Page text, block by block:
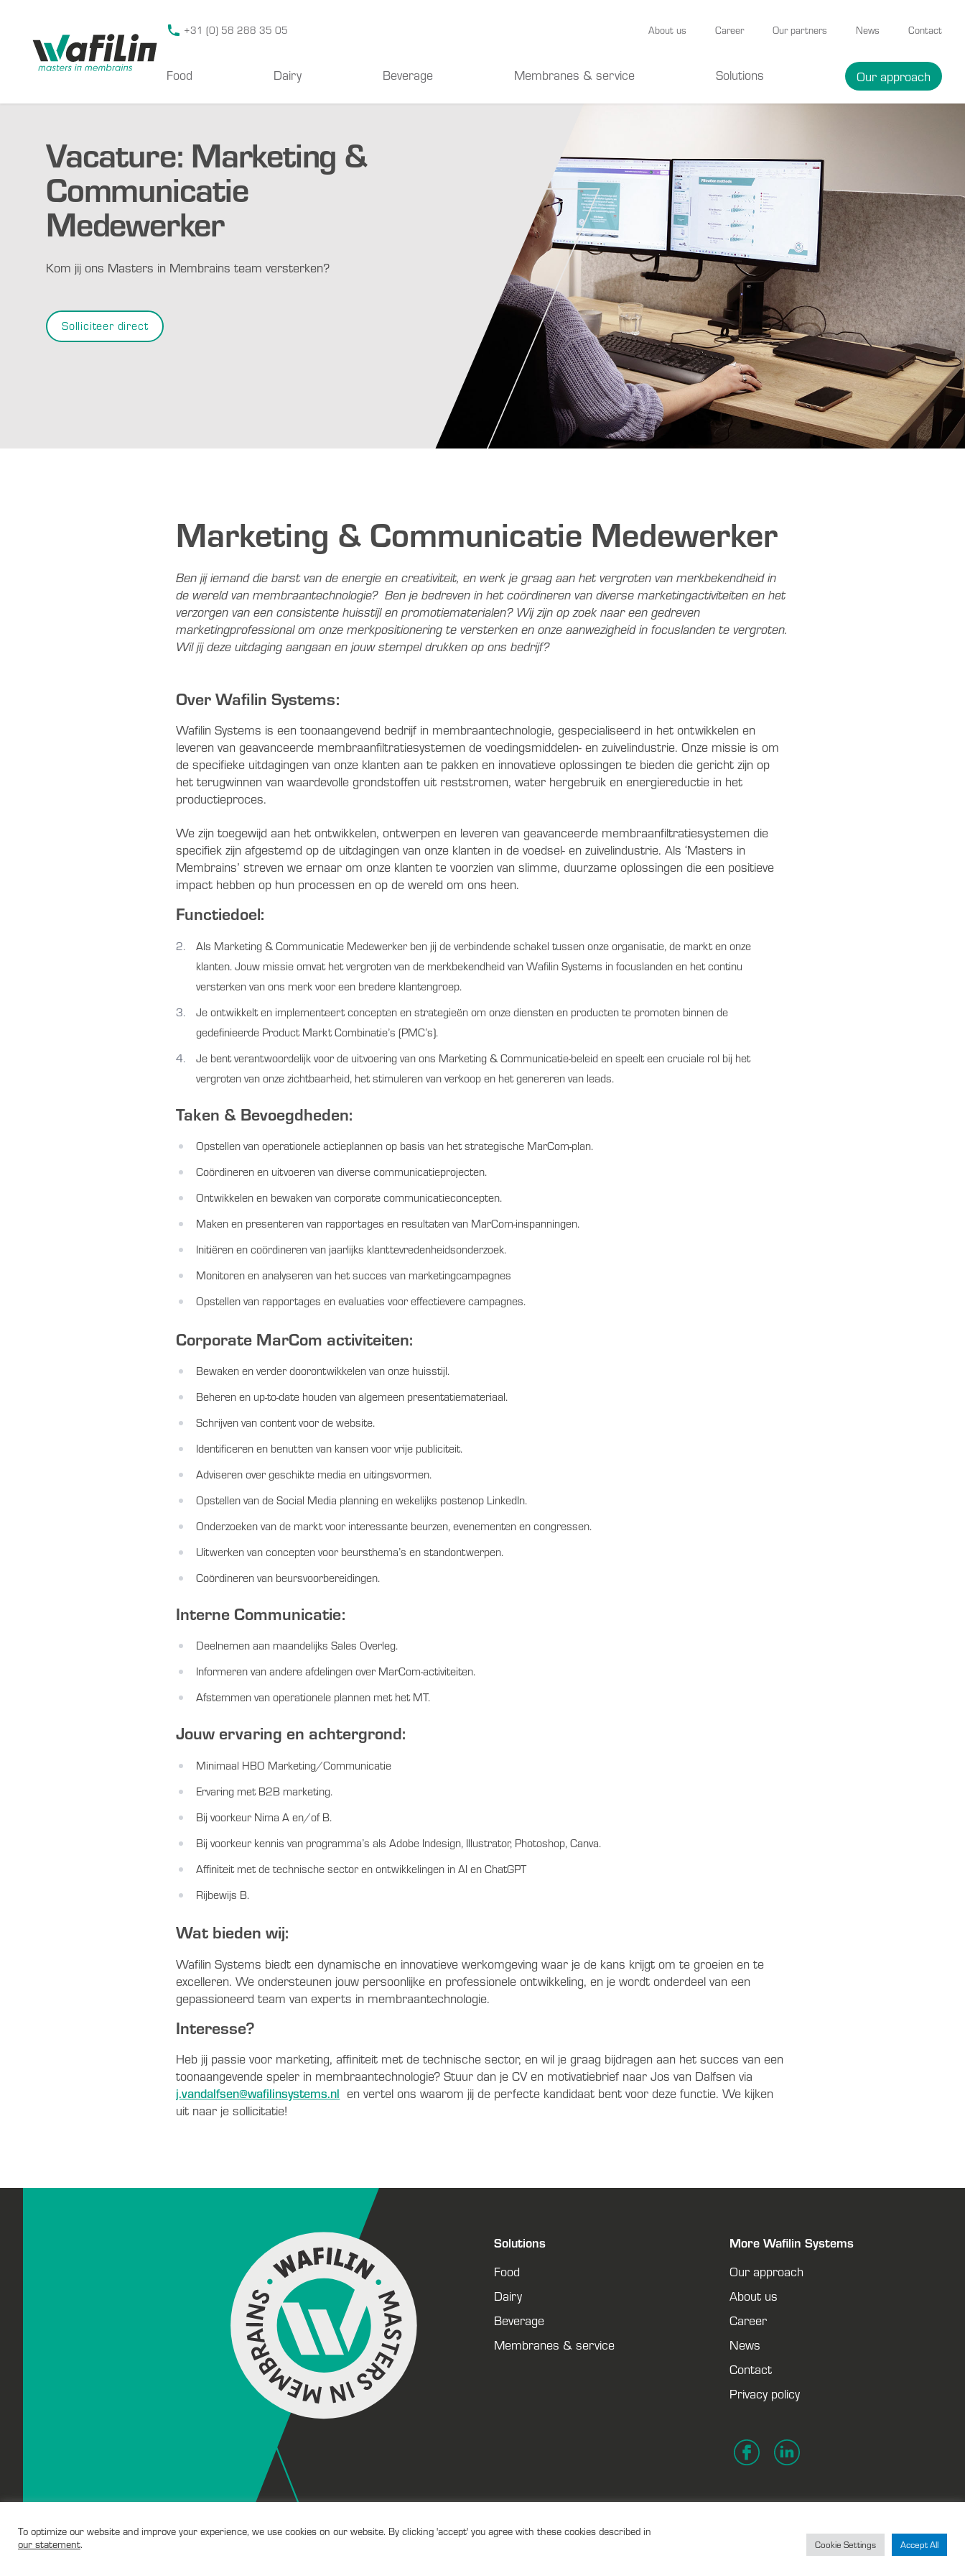
+31 (0) 58 288 35 05 About us Career Our partners News Contact
Food Dairy Beverage Membranes & service Solutions Our approach
Vacature: Marketing &
Communicatie
Medewerker
Kom jij ons Masters in Membrains team versterken?
Solliciteer direct
Marketing & Communicatie Medewerker
Ben jij iemand die barst van de energie en creativiteit, en werk je graag aan het vergroten van merkbekendheid in
de wereld van membraantechnologie? Ben je bedreven in het coördineren van diverse marketingactiviteiten en het
verzorgen van een consistente huisstijl en promotiematerialen? Wij zijn op zoek naar een gedreven
marketingprofessional om onze merkpositionering te versterken en onze aanwezigheid in focuslanden te vergroten.
Wil jij deze uitdaging aangaan en jouw stempel drukken op ons bedrijf?
Over Wafilin Systems:
Wafilin Systems is een toonaangevend bedrijf in membraantechnologie, gespecialiseerd in het ontwikkelen en
leveren van geavanceerde membraanfiltratiesystemen de voedingsmiddelen- en zuivelindustrie. Onze missie is om
de specifieke uitdagingen van onze klanten aan te pakken en innovatieve oplossingen te bieden die gericht zijn op
het terugwinnen van waardevolle grondstoffen uit reststromen, water hergebruik en energiereductie in het
productieproces.
We zijn toegewijd aan het ontwikkelen, ontwerpen en leveren van geavanceerde membraanfiltratiesystemen die
specifiek zijn afgestemd op de uitdagingen van onze klanten in de voedsel- en zuivelindustrie. Als ‘Masters in
Membrains’ streven we ernaar om onze klanten te voorzien van slimme, duurzame oplossingen die een positieve
impact hebben op hun processen en op de wereld om ons heen.
Functiedoel:
Als Marketing & Communicatie Medewerker ben jij de verbindende schakel tussen onze organisatie, de markt en onze
klanten. Jouw missie omvat het vergroten van de merkbekendheid van Wafilin Systems in focuslanden en het continu
versterken van ons merk voor een bredere klantengroep.
Je ontwikkelt en implementeert concepten en strategieën om onze diensten en producten te promoten binnen de
gedefinieerde Product Markt Combinatie’s (PMC’s).
Je bent verantwoordelijk voor de uitvoering van ons Marketing & Communicatie-beleid en speelt een cruciale rol bij het
vergroten van onze zichtbaarheid, het stimuleren van verkoop en het genereren van leads.
Taken & Bevoegdheden:
Opstellen van operationele actieplannen op basis van het strategische MarCom-plan.
Coördineren en uitvoeren van diverse communicatieprojecten.
Ontwikkelen en bewaken van corporate communicatieconcepten.
Maken en presenteren van rapportages en resultaten van MarCom-inspanningen.
Initiëren en coördineren van jaarlijks klanttevredenheidsonderzoek.
Monitoren en analyseren van het succes van marketingcampagnes
Opstellen van rapportages en evaluaties voor effectievere campagnes.
Corporate MarCom activiteiten:
Bewaken en verder doorontwikkelen van onze huisstijl.
Beheren en up-to-date houden van algemeen presentatiemateriaal.
Schrijven van content voor de website.
Identificeren en benutten van kansen voor vrije publiciteit.
Adviseren over geschikte media en uitingsvormen.
Opstellen van de Social Media planning en wekelijks postenop LinkedIn.
Onderzoeken van de markt voor interessante beurzen, evenementen en congressen.
Uitwerken van concepten voor beursthema’s en standontwerpen.
Coördineren van beursvoorbereidingen.
Interne Communicatie:
Deelnemen aan maandelijks Sales Overleg.
Informeren van andere afdelingen over MarCom-activiteiten.
Afstemmen van operationele plannen met het MT.
Jouw ervaring en achtergrond:
Minimaal HBO Marketing/Communicatie
Ervaring met B2B marketing.
Bij voorkeur Nima A en/of B.
Bij voorkeur kennis van programma’s als Adobe Indesign, Illustrator, Photoshop, Canva.
Affiniteit met de technische sector en ontwikkelingen in AI en ChatGPT
Rijbewijs B.
Wat bieden wij:
Wafilin Systems biedt een dynamische en innovatieve werkomgeving waar je de kans krijgt om te groeien en te
excelleren. We ondersteunen jouw persoonlijke en professionele ontwikkeling, en je wordt onderdeel van een
gepassioneerd team van experts in membraantechnologie.
Interesse?
Heb jij passie voor marketing, affiniteit met de technische sector, en wil je graag bijdragen aan het succes van een
toonaangevende speler in membraantechnologie? Stuur dan je CV en motivatiebrief naar Jos van Dalfsen via
j.vandalfsen@wafilinsystems.nl en vertel ons waarom jij de perfecte kandidaat bent voor deze functie. We kijken
uit naar je sollicitatie!
Solutions
Food
Dairy
Beverage
Membranes & service
More Wafilin Systems
Our approach
About us
Career
News
Contact
Privacy policy
To optimize our website and improve your experience, we use cookies on our website. By clicking 'accept' you agree with these cookies described in
our statement. Cookie Settings Accept All